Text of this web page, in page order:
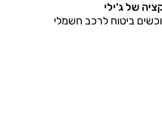
של ג'ילי